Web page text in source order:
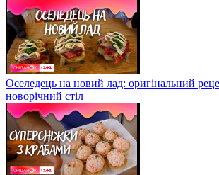
Оселедець на новий лад: оригінальний
новорічний стіл